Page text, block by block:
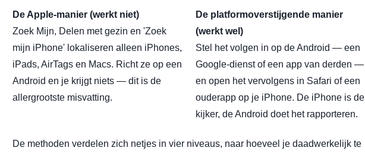
De Apple-manier (werkt niet)
Zoek Mijn, Delen met gezin en 'Zoek
mijn iPhone' lokaliseren alleen iPhones,
iPads, AirTags en Macs. Richt ze op een
Android en je krijgt niets — dit is de
allergrootste misvatting.
De platformoverstijgende manier
(werkt wel)
Stel het volgen in op de Android — een
Google-dienst of een app van derden —
en open het vervolgens in Safari of een
ouderapp op je iPhone. De iPhone is de
kijker, de Android doet het rapporteren.
De methoden verdelen zich netjes in vier niveaus, naar hoeveel je daadwerkelijk te